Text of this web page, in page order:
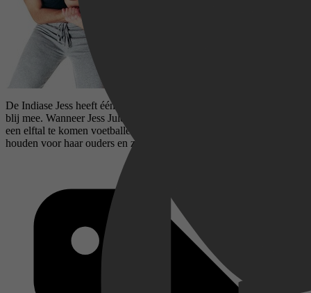
De Indiase Jess heeft één passie: voetbal. Daar zijn haar ouders niet
blij mee. Wanneer Jess Jules ontmoet wordt ze uitgenodigd om bij
een elftal te komen voetballen. Maar hoelang kan ze dit verborgen
houden voor haar ouders en zus?